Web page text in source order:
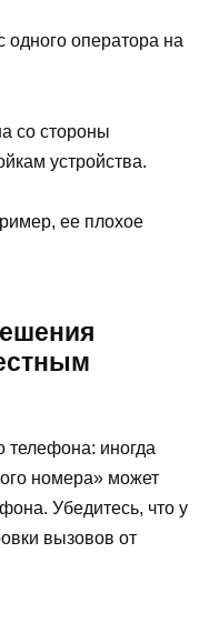
оператора на
со стороны
устройства.
ее плохое
телефона: иногда
номера» может
Убедитесь, что у
вызовов от